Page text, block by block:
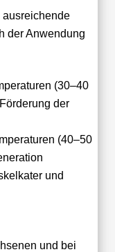
der Anwendung
(30–40
der
(40–50
und
und bei